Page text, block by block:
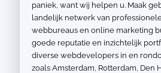
paniek, want wij helpen u. Maak
landelijk netwerk van
webbureaus en online marketing
goede reputatie en inzichtelijk
diverse webdevelopers in en
zoals Amsterdam, Rotterdam, Den